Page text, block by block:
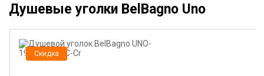
Душевые уголки BelBagno Uno
Скидка